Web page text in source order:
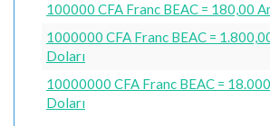
100000 CFA Franc BEAC = 180,00
1000000 CFA Franc BEAC =
Doları
10000000 CFA Franc BEAC =
Doları